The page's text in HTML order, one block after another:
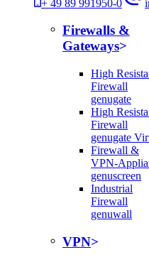
+ 49 89 991950-0
Firewalls &
Gateways
High
Firewall
genugate
High
Firewall
genugate
Firewall &
VPN-
genuscreen
Industrial
Firewall
genuwall
VPN